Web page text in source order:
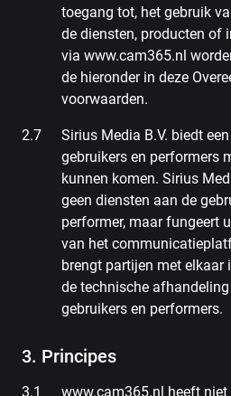
toegang tot, het gebruik
de diensten, producten of
via www.cam365.nl
de hieronder in deze
voorwaarden.
Sirius Media B.V. biedt
gebruikers en performers
kunnen komen. Sirius
geen diensten aan de
performer, maar fungeert
van het
brengt partijen met elkaar
de technische
gebruikers en performers.
3. Principes
www.cam365.nl heeft niet